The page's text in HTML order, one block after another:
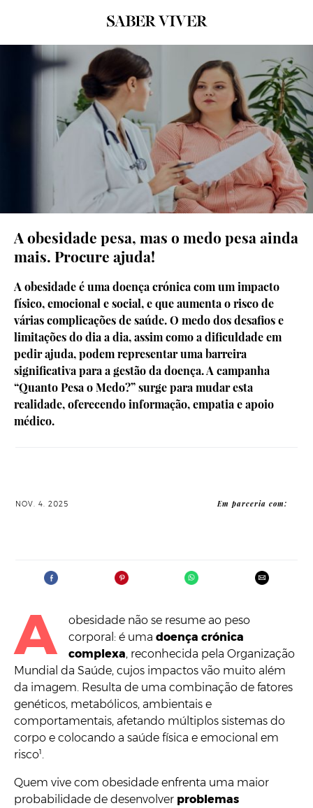
© Getty Images
A obesidade pesa, mas o medo pesa ainda
mais. Procure ajuda!
A obesidade é uma doença crónica com um impacto
físico, emocional e social, e que aumenta o risco de
várias complicações de saúde. O medo dos desafios e
limitações do dia a dia, assim como a dificuldade em
pedir ajuda, podem representar uma barreira
significativa para a gestão da doença. A campanha
“Quanto Pesa o Medo?” surge para mudar esta
realidade, oferecendo informação, empatia e apoio
médico.
NOV. 4. 2025 Em parceria com:
A
obesidade não se resume ao peso
corporal: é uma doença crónica
complexa, reconhecida pela Organização
Mundial da Saúde, cujos impactos vão muito além
da imagem. Resulta de uma combinação de fatores
genéticos, metabólicos, ambientais e
comportamentais, afetando múltiplos sistemas do
corpo e colocando a saúde física e emocional em
risco¹.
Quem vive com obesidade enfrenta uma maior
probabilidade de desenvolver problemas